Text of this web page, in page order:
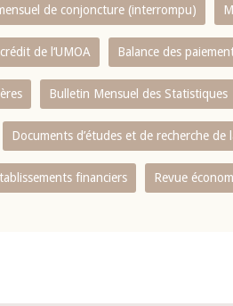
de conjoncture (interrompu)
de l‘UMOA Balance des
Bulletin Mensuel des Statistiques
Documents d’études et de recherche de
financiers Revue